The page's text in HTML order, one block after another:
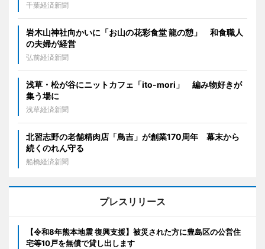
千葉経済新聞
岩木山神社向かいに「お山の花彩食堂 龍の憩」 和食職人
の夫婦が経営
弘前経済新聞
浅草・松が谷にニットカフェ「ito-mori」 編み物好きが
集う場に
浅草経済新聞
北習志野の老舗精肉店「鳥吉」が創業170周年 幕末から
続くのれん守る
船橋経済新聞
プレスリリース
【令和8年熊本地震 復興支援】被災された方に豊島区の公営住
宅等10戸を無償で貸し出します